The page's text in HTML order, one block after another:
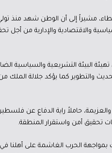
مشيراً إلى أن الوطن شهد منذ
والاقتصادية والإدارية من أجل
البيئة التشريعية والسياسية
والتطوير كما يؤكد جلالة
والعزيمة، حاملاً راية الدفاع عن
تحقيق أمن واستقرار المنطقة.
الحرب الغاشمة على أهلنا في